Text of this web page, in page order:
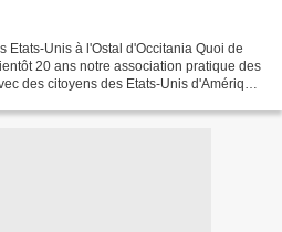
Etats-Unis à l'Ostal d'Occitania Quoi de
20 ans notre association pratique des
des citoyens des Etats-Unis d'Amérique,